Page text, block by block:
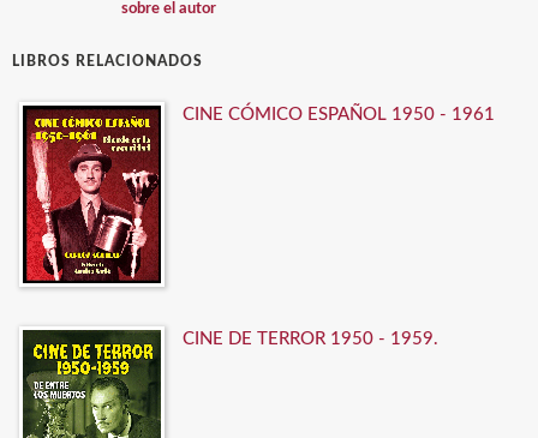
sobre el autor
LIBROS RELACIONADOS
CINE CÓMICO ESPAÑOL 1950 - 1961
CINE DE TERROR 1950 - 1959.